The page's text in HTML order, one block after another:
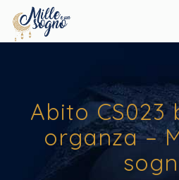
Abito CS023
organza –